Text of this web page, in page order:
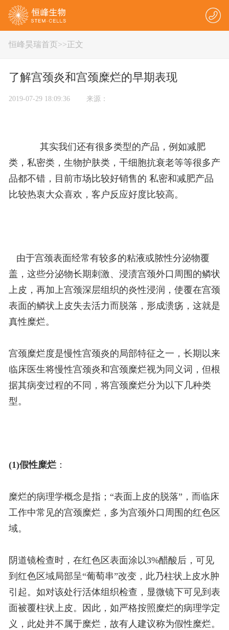
恒峰昊瑞首页>>正文
了解宫颈炎和宫颈糜烂的早期表现
2019-07-29 18:09:36 来源：
其实我们还有很多类型的产品，例如减肥
类，私密类，生物护肤类，干细胞抗衰老等等很多产
品都不错，目前市场比较好销售的 私密和减肥产品
比较热衷大众喜欢，客户反应好度比较高。
由于宫颈表面经常有较多的粘液或脓性分泌物覆
盖，这些分泌物长期刺激、浸渍宫颈外口周围的鳞状
上皮，再加上宫颈深层组织的炎性浸润，使覆在宫颈
表面的鳞状上皮失去活力而脱落，形成溃疡，这就是
真性糜烂。
宫颈糜烂度是慢性宫颈炎的局部特征之一，长期以来
临床医生将慢性宫颈炎和宫颈糜烂视为同义词，但根
据其病变过程的不同，将宫颈糜烂分为以下几种类
型。
(1)假性糜烂：
糜烂的病理学概念是指；“表面上皮的脱落”，而临床
工作中常见的宫颈糜烂，多为宫颈外口周围的红色区
域。
阴道镜检查时，在红色区表面涂以3%醋酸后，可见
到红色区域局部呈“葡萄串”改变，此乃柱状上皮水肿
引起。如对该处行活体组织检查，显微镜下可见到表
面被覆柱状上皮。因此，如严格按照糜烂的病理学定
义，此处并不属于糜烂，故有人建议称为假性糜烂。